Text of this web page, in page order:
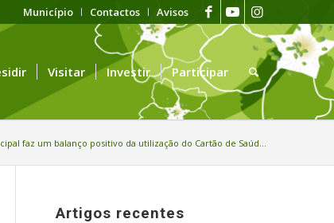
Município Contactos Avisos
Visitar Investir Participar
faz um balanço positivo da utilização do Cartão de Saúd...
Artigos recentes